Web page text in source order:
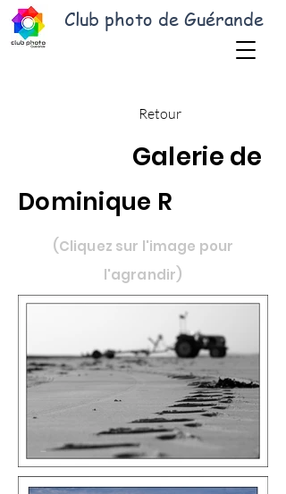
Club photo de Guérande
Retour
Galerie de
Dominique R
(Cliquez sur l'image pour
l'agrandir)